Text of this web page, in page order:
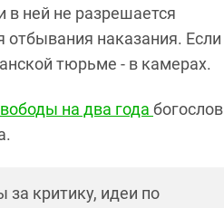
в ней не разрешается
наказания. Если
тюрьме - в камерах.
на два года богослов
за критику, идеи по